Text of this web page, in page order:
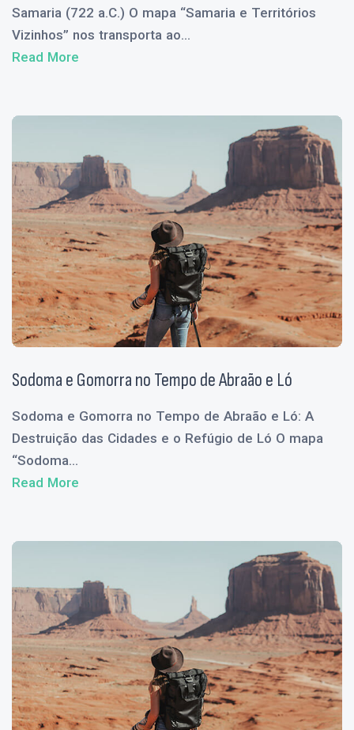
Samaria (722 a.C.) O mapa “Samaria e Territórios
Vizinhos” nos transporta ao...
Read More
Sodoma e Gomorra no Tempo de Abraão e Ló
Sodoma e Gomorra no Tempo de Abraão e Ló: A
Destruição das Cidades e o Refúgio de Ló O mapa
“Sodoma...
Read More